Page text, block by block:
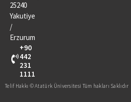
25240
Yakutiye
/
Erzurum
+90
442
231
1111
Telif Hakkı © Atatürk Üniversitesi Tüm hakları Saklıdır